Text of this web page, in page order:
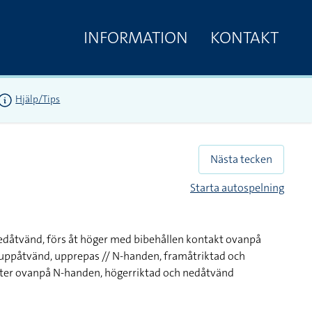
INFORMATION KONTAKT
Hjälp/Tips
Nästa tecken
Starta autospelning
förs åt höger med bibehållen kontakt ovanpå
upprepas // N-handen, framåtriktad och
ovanpå N-handen, högerriktad och nedåtvänd